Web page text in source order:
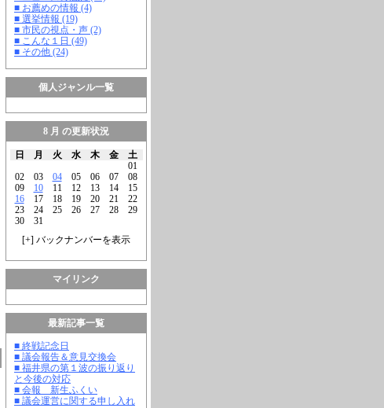
■ お薦めの情報 (4)
■ 選挙情報 (19)
■ 市民の視点・声 (2)
■ こんな１日 (49)
■ その他 (24)
個人ジャンル一覧
8 月 の更新状況
日 月 火 水 木 金
土
01
02
03 04 05 06 07
08
09
10 11 12 13 14
15
16
17 18 19 20 21
22
23
24 25 26 27 28
29
30
31
[+] バックナンバーを表示
マイリンク
最新記事一覧
■ 終戦記念日
■ 議会報告＆意見交換会
■ 福井県の第１波の振り返り
と今後の対応
■ 会報 新生ふくい
■ 議会運営に関する申し入れ